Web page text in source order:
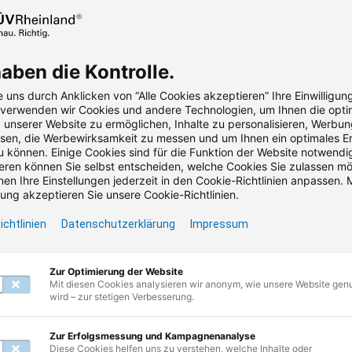
Sie die Vielfalt Ihrer Möglichkeiten.
abonnieren & Vorteile
& Branchennews • Kostenlose Webinare • Praktische
die Kontrolle.
uns durch Anklicken von “Alle Cookies akzeptieren” Ihre
wir Cookies und andere Technologien, um Ihnen die
Website zu ermöglichen, Inhalte zu personalisieren,
die Werbewirksamkeit zu messen und um Ihnen ein optimales
können. Einige Cookies sind für die Funktion der Website
können Sie selbst entscheiden, welche Cookies Sie zulassen
Ihre Einstellungen jederzeit in den Cookie-Richtlinien anpassen.
akzeptieren Sie unsere Cookie-Richtlinien.
Datenschutzerklärung Impressum
Zur Optimierung der Website
Mit diesen Cookies analysieren wir anonym, wie unsere Website
wird – zur stetigen Verbesserung.
Zur Erfolgsmessung und Kampagnenanalyse
Diese Cookies helfen uns zu verstehen, welche Inhalte oder